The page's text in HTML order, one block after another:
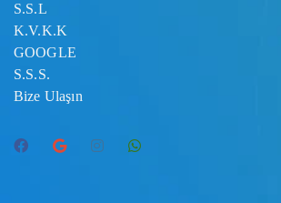
S.S.L
K.V.K.K
GOOGLE
S.S.S.
Bize Ulaşın